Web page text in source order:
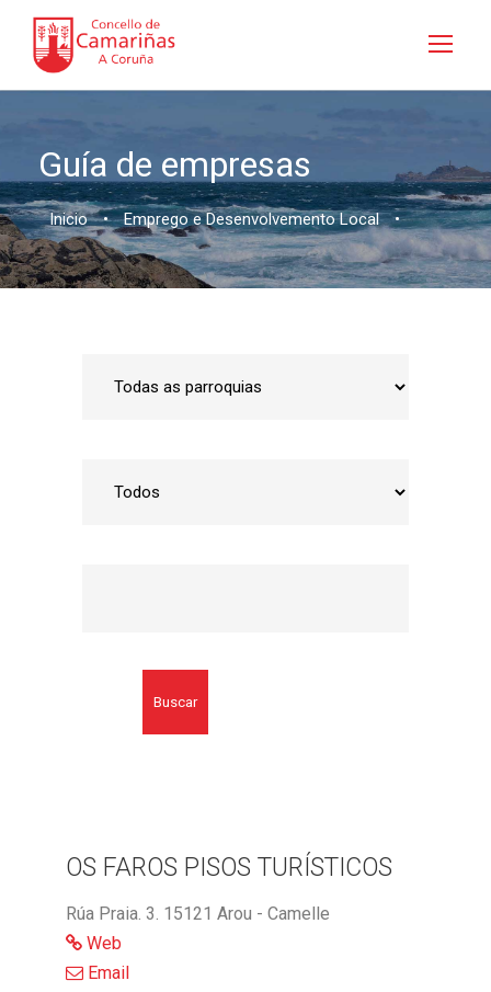
Guía de empresas
Inicio • Emprego e Desenvolvemento Local •
Buscar
OS FAROS PISOS TURÍSTICOS
Rúa Praia. 3. 15121 Arou - Camelle
Web
Email